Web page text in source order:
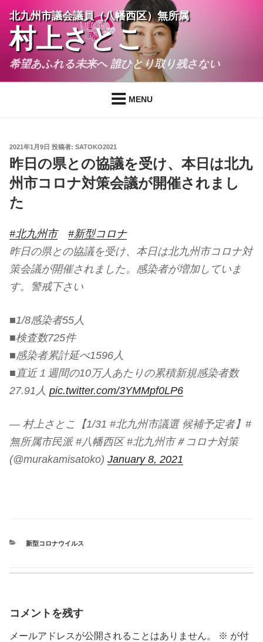
へ
北九州市議会議員（八幡西区）無所属
村上さとこ
希望あふれる未来へ 誰ひとり取り残さない
MENU
投
稿
日:
2021年1月9日 投稿者: SATOKO2021
昨日の県との協議を受け、本日は北九
州市コロナ対策会議が開催されまし
た
#北九州市
#新型コロナ
昨日の県との協議を受け、本日は北九州市コロナ対
策会議が開催されました。感染者が増加していま
す。警戒下さい
■1/8感染者55人
■検査数725件
■感染者累計延べ1596人
■直近１週間の10万人あたりの累積新規感染者数
27.91人 pic.twitter.com/3YMMpf0LP6
— 村上さとこ【1/31 #北九州市議選 候補予定者】#
無所属市民派 #八幡西区 #北九州市＃コロナ対策
(@murakamisatoko) January 8, 2021
カ
リ
新型コロナウイルス
コメントを残す
メールアドレスが公開されることはありません。 ※ が付